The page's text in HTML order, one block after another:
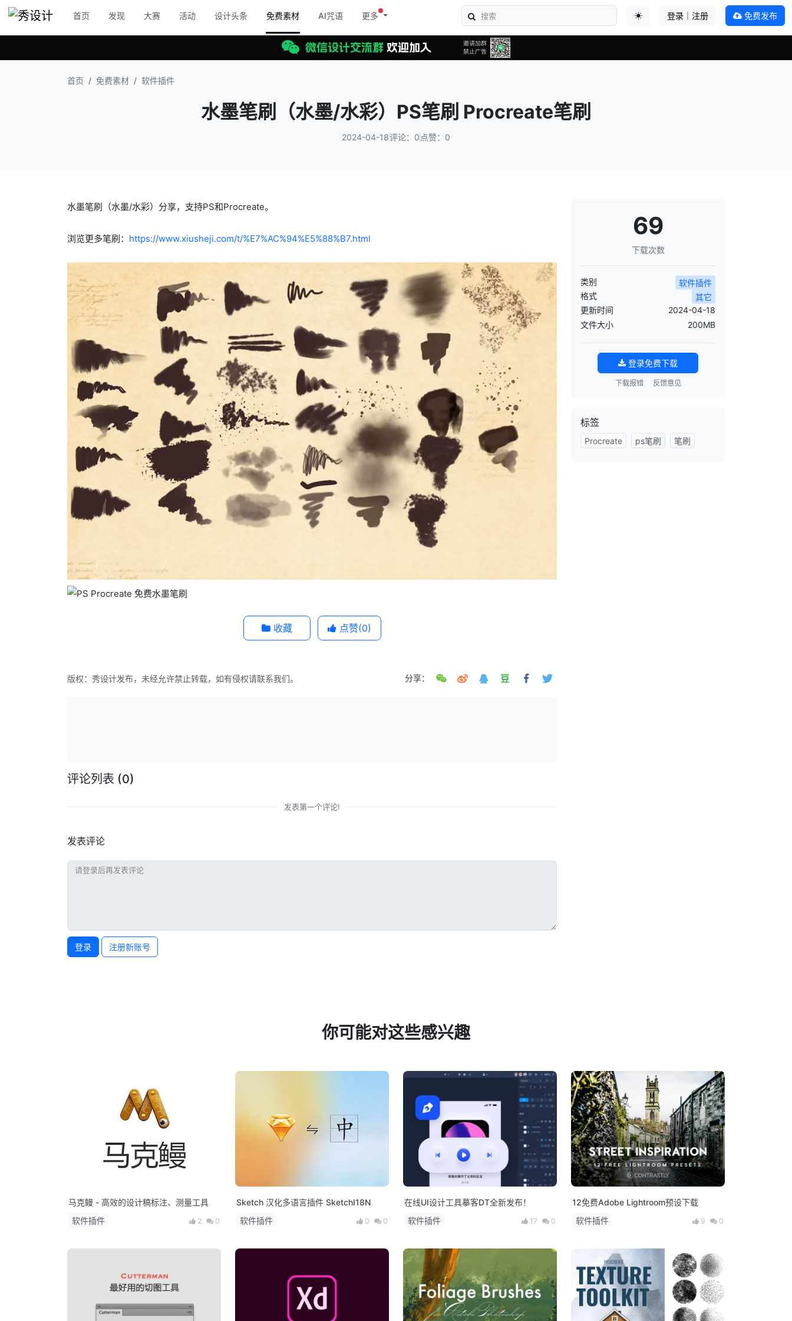
首页 发现 大赛 活动 设计头条 免费素材 AI咒语
更多
登录｜注册 免费发布
首页 免费素材 软件插件
水墨笔刷（水墨/水彩）PS笔刷 Procreate笔刷
2024-04-18评论：0 点赞：0
水墨笔刷（水墨/水彩）分享，支持PS和Procreate。
浏览更多笔刷： https://www.xiusheji.com/t/%E7%AC%94%E5%88%B7.html
收藏 点赞(0)
版权：秀设计发布，未经允许禁止转载，如有侵权请联系我们。 分享：
评论列表 (0)
发表第一个评论!
发表评论
登录 注册新账号
69
下载次数
类别
软件插件
格式
其它
更新时间
2024-04-18
文件大小
200MB
登录免费下载
下载报错 反馈意见
标签
Procreate ps笔刷 笔刷
你可能对这些感兴趣
马克鳗 - 高效的设计稿标注、测量工具
软件插件
2 0
Sketch 汉化多语言插件 SketchI18N
软件插件
0 0
在线UI设计工具摹客DT全新发布！
软件插件
17 0
12免费Adobe Lightroom预设下载
软件插件
9 0